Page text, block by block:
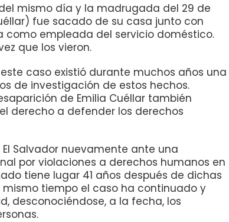
mismo día y la madrugada del 29 de
fue sacado de su casa junto con
como empleada del servicio doméstico.
que los vieron.
caso existió durante muchos años una
de investigación de estos hechos.
de Emilia Cuéllar también
derecho a defender los derechos
Salvador nuevamente ante una
por violaciones a derechos humanos en
tiene lugar 41 años después de dichas
mismo tiempo el caso ha continuado y
desconociéndose, a la fecha, los